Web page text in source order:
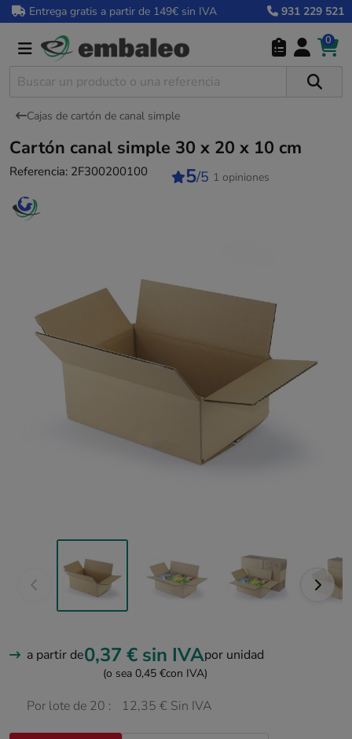
Entrega gratis a partir de 149€ sin IVA 931 229 521
0
Cajas de cartón de canal simple
Cartón canal simple 30 x 20 x 10 cm
Referencia: 2F300200100 5/5 1 opiniones
a partir de0,37 € sin IVApor unidad
(o sea 0,45 €con IVA)
Por lote de 20 : 12,35 € Sin IVA